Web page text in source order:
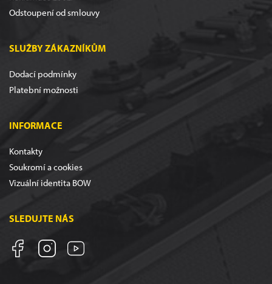
Odstoupení od smlouvy
SLUŽBY ZÁKAZNÍKŮM
Dodací podmínky
Platební možnosti
INFORMACE
Kontakty
Soukromí a cookies
Vizuální identita BOW
SLEDUJTE NÁS